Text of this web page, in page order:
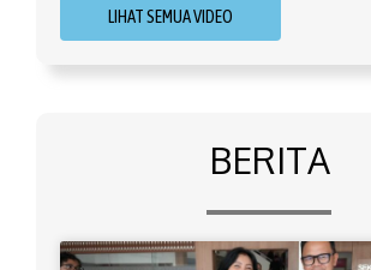
LIHAT SEMUA VIDEO
BERITA